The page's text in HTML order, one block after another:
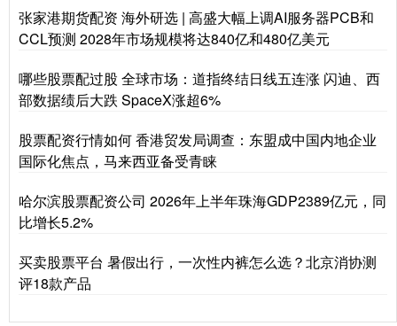
张家港期货配资 海外研选 | 高盛大幅上调AI服务器PCB和
CCL预测 2028年市场规模将达840亿和480亿美元
哪些股票配过股 全球市场：道指终结日线五连涨 闪迪、西
部数据绩后大跌 SpaceX涨超6%
股票配资行情如何 香港贸发局调查：东盟成中国内地企业
国际化焦点，马来西亚备受青睐
哈尔滨股票配资公司 2026年上半年珠海GDP2389亿元，同
比增长5.2%
买卖股票平台 暑假出行，一次性内裤怎么选？北京消协测
评18款产品